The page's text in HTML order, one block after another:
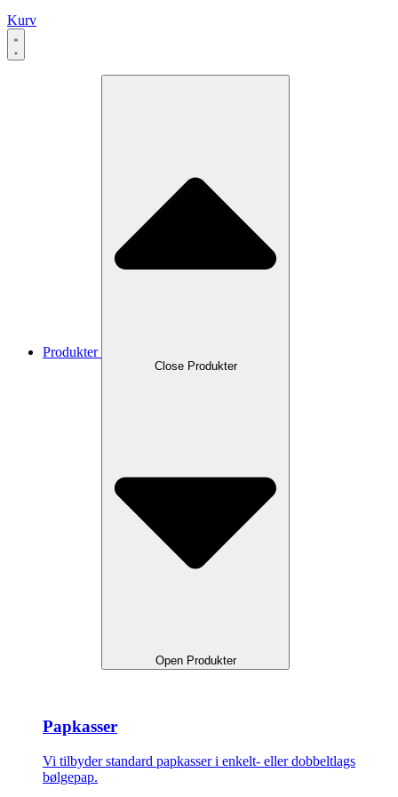
Kurv
Produkter
Close Produkter
Open Produkter
Papkasser
Vi tilbyder standard papkasser i enkelt- eller dobbeltlags
bølgepap.